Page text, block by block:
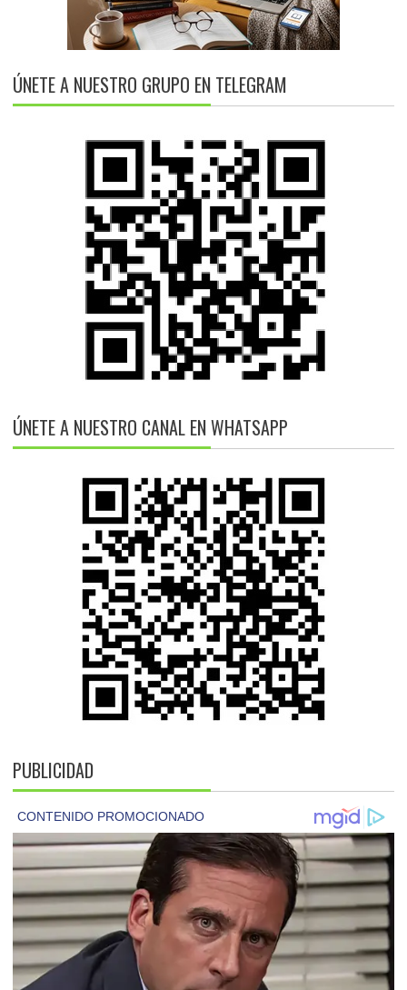
ÚNETE A NUESTRO GRUPO EN TELEGRAM
ÚNETE A NUESTRO CANAL EN WHATSAPP
PUBLICIDAD